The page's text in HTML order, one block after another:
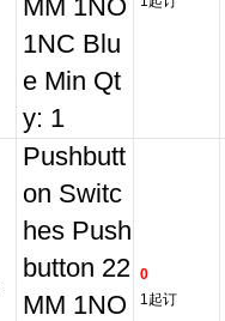
MM 1NO
1NC Blu
e Min Qt
y: 1
Pushbutt
on Switc
hes Push
button 22
MM 1NO
0
1起订